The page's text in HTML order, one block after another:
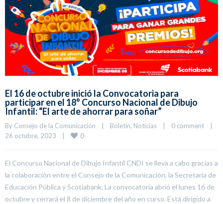
El 16 de octubre inició la Convocatoria para
participar en el 18° Concurso Nacional de Dibujo
Infantil: “El arte de ahorrar para soñar”
By Consejo de la Comunicación Boletín, Noticias 0 comment
26 octubre, 2023
0
El Concurso Nacional de Dibujo Infantil CNDI se lleva a cabo gracias a
la colaboración entre el Consejo de la Comunicación, la Secretaría de
Educación Pública y Scotiabank. La convocatoria abrió el lunes 16 de
octubre y cerrará el 8 de diciembre del año en curso. Está dirigido a